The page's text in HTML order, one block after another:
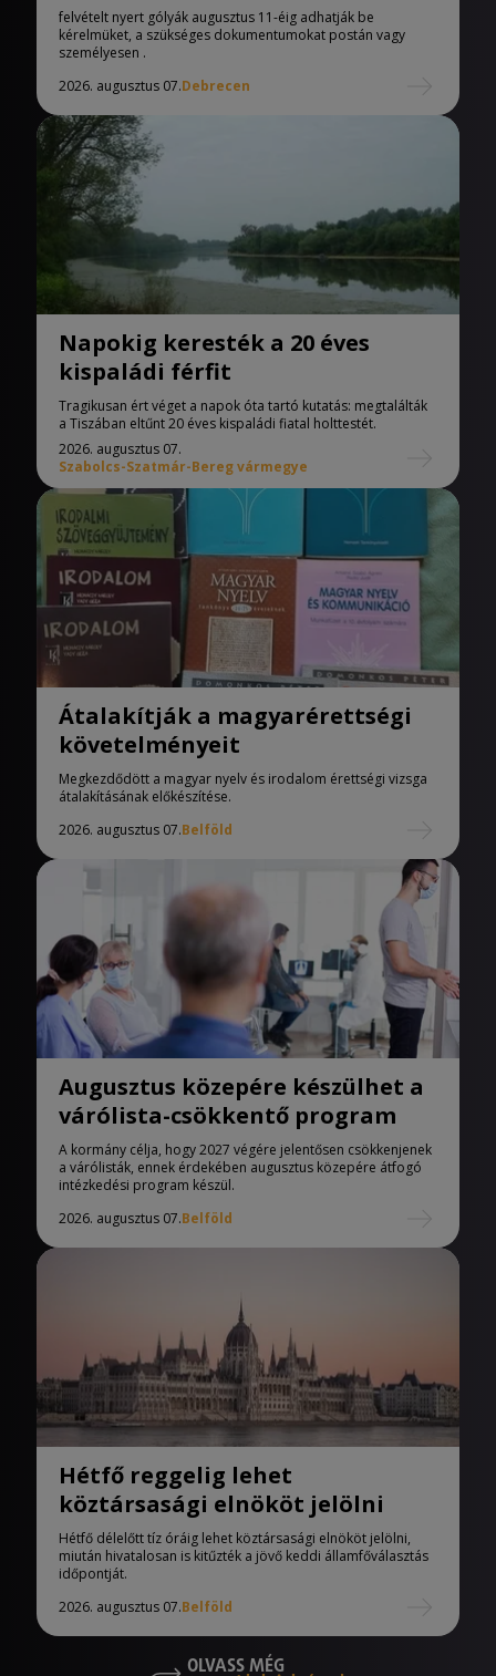
Egyetemen
felvételt nyert gólyák augusztus 11-éig adhatják be
kérelmüket, a szükséges dokumentumokat postán vagy
személyesen .
2026. augusztus 07.Debrecen
Napokig keresték a 20 éves
kispaládi férfit
Tragikusan ért véget a napok óta tartó kutatás: megtalálták
a Tiszában eltűnt 20 éves kispaládi fiatal holttestét.
2026. augusztus 07.
Szabolcs-Szatmár-Bereg vármegye
Átalakítják a magyarérettségi
követelményeit
Megkezdődött a magyar nyelv és irodalom érettségi vizsga
átalakításának előkészítése.
2026. augusztus 07.Belföld
Augusztus közepére készülhet a
várólista-csökkentő program
A kormány célja, hogy 2027 végére jelentősen csökkenjenek
a várólisták, ennek érdekében augusztus közepére átfogó
intézkedési program készül.
2026. augusztus 07.Belföld
Hétfő reggelig lehet
köztársasági elnököt jelölni
Hétfő délelőtt tíz óráig lehet köztársasági elnököt jelölni,
miután hivatalosan is kitűzték a jövő keddi államfőválasztás
időpontját.
2026. augusztus 07.Belföld
OLVASS MÉG